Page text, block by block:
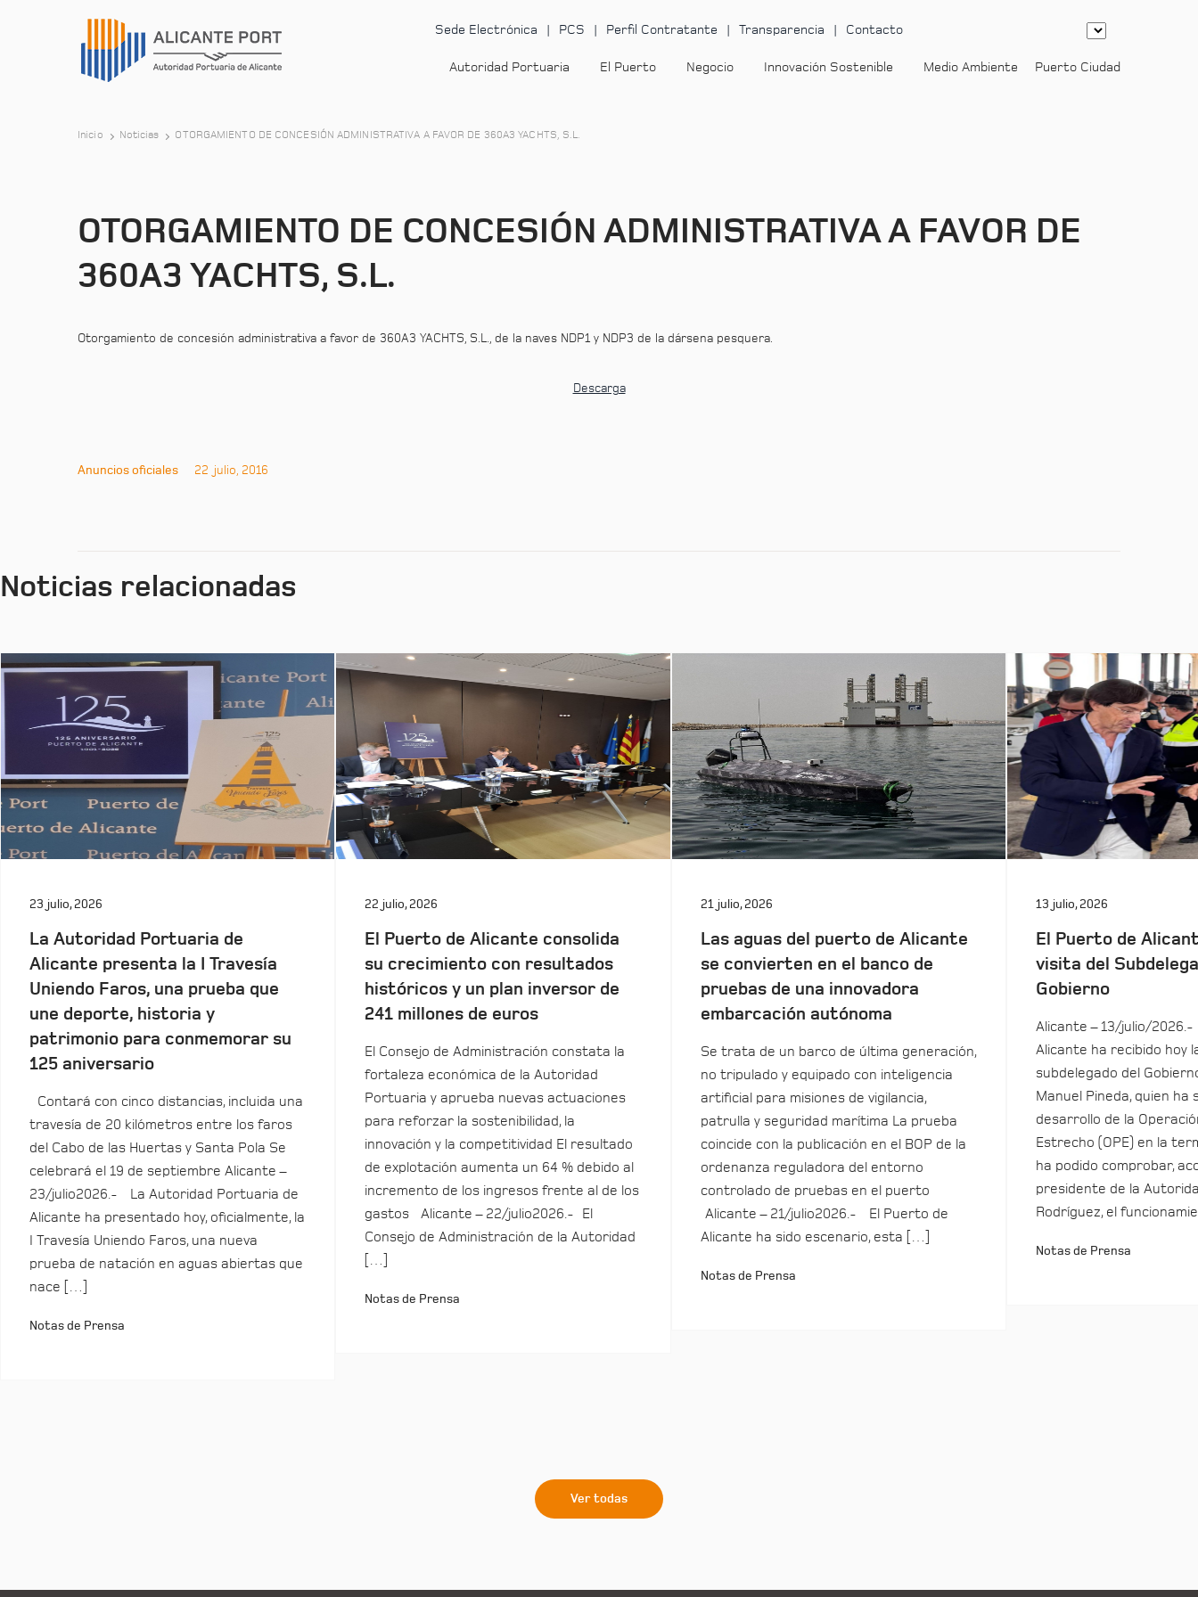
Sede Electrónica PCS Perfil Contratante Transparencia Contacto
Autoridad Portuaria El Puerto Negocio Innovación Sostenible Medio Ambiente Puerto Ciudad
Inicio Noticias OTORGAMIENTO DE CONCESIÓN ADMINISTRATIVA A FAVOR DE 360A3 YACHTS, S.L.
OTORGAMIENTO DE CONCESIÓN ADMINISTRATIVA A FAVOR DE
360A3 YACHTS, S.L.
Otorgamiento de concesión administrativa a favor de 360A3 YACHTS, S.L., de la naves NDP1 y NDP3 de la dársena pesquera.
Descarga
Anuncios oficiales 22 julio, 2016
Noticias relacionadas
23 julio, 2026
La Autoridad Portuaria de
Alicante presenta la I Travesía
Uniendo Faros, una prueba que
une deporte, historia y
patrimonio para conmemorar su
125 aniversario
Contará con cinco distancias, incluida una
travesía de 20 kilómetros entre los faros
del Cabo de las Huertas y Santa Pola Se
celebrará el 19 de septiembre Alicante –
23/julio2026.- La Autoridad Portuaria de
Alicante ha presentado hoy, oficialmente, la
I Travesía Uniendo Faros, una nueva
prueba de natación en aguas abiertas que
nace […]
Notas de Prensa
22 julio, 2026
El Puerto de Alicante consolida
su crecimiento con resultados
históricos y un plan inversor de
241 millones de euros
El Consejo de Administración constata la
fortaleza económica de la Autoridad
Portuaria y aprueba nuevas actuaciones
para reforzar la sostenibilidad, la
innovación y la competitividad El resultado
de explotación aumenta un 64 % debido al
incremento de los ingresos frente al de los
gastos Alicante – 22/julio2026.- El
Consejo de Administración de la Autoridad
Notas de Prensa
21 julio, 2026
Las aguas del puerto de Alicante
se convierten en el banco de
pruebas de una innovadora
embarcación autónoma
Se trata de un barco de última generación,
no tripulado y equipado con inteligencia
artificial para misiones de vigilancia,
patrulla y seguridad marítima La prueba
coincide con la publicación en el BOP de la
ordenanza reguladora del entorno
controlado de pruebas en el puerto
Alicante – 21/julio2026.- El Puerto de
Alicante ha sido escenario, esta […]
Notas de Prensa
13 julio, 2026
El Puerto de
visita del
Gobierno
Alicante – 13/julio/
Alicante ha recibido hoy
subdelegado del
Manuel Pineda, quien ha
desarrollo de la
Estrecho (OPE) en la
ha podido comprobar,
presidente de la
Rodríguez, el
Notas de Prensa
Ver todas